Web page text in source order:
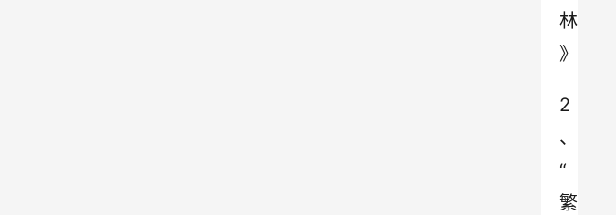
林
》
2
、
“
繁